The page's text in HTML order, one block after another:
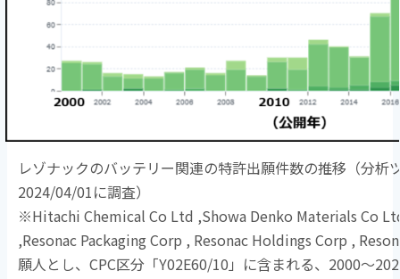
レゾナックのバッテリー関連の特許出願件数の推移（分析
2024/04/01に調査）
※Hitachi Chemical Co Ltd ,Showa Denko Materials Co
,Resonac Packaging Corp , Resonac Holdings Corp ,
願人とし、CPC区分「Y02E60/10」に含まれる、2000～